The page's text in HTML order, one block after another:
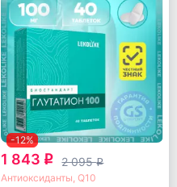
-12%
1 843 q 2 095q
Антиоксиданты, Q10